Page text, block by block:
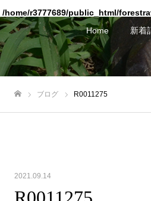
Home 新着
/home/r3777689/public_html/
ブログ R0011275
2021.09.14